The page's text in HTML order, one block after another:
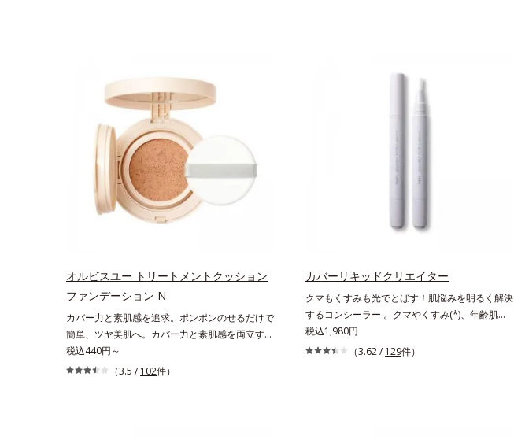
オルビスユー トリートメントクッション
ファンデーション N
カバー力と素肌感を追求。ポンポンのせるだけで
簡単、ツヤ美肌へ。カバー力と素肌感を両立す
る、簡単ツヤ美肌クッションファンデーションで
す。多方向へ光を拡散し、高いソフトフォーカス
税込440円～
（3.5 / 102件）
カバーリキッドクリエイター
クマもくすみも光でとばす！肌悩みを明るく解決
するコンシーラー 。クマやくすみ(*)、年齢肌の
抱えるお悩みを、光で飛ばしてカバーするコンシ
ーラーです。黄ぐすみをカバーする赤色の粉体を
税込1,980円
（3.62 / 129件）